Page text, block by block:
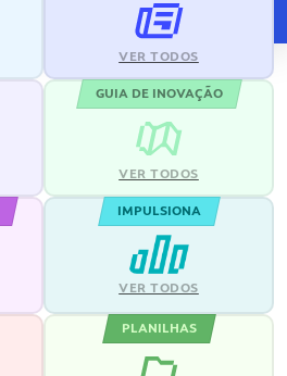
VER TODOS
GUIA DE INOVAÇÃO
VER TODOS
IMPULSIONA
VER TODOS
PLANILHAS